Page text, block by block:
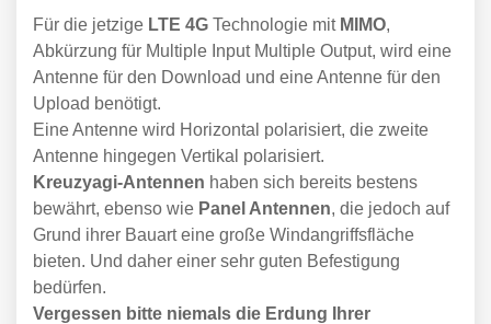
Für die jetzige LTE 4G Technologie mit MIMO,
Abkürzung für Multiple Input Multiple Output, wird eine
Antenne für den Download und eine Antenne für den
Upload benötigt.
Eine Antenne wird Horizontal polarisiert, die zweite
Antenne hingegen Vertikal polarisiert.
Kreuzyagi-Antennen haben sich bereits bestens
bewährt, ebenso wie Panel Antennen, die jedoch auf
Grund ihrer Bauart eine große Windangriffsfläche
bieten. Und daher einer sehr guten Befestigung
bedürfen.
Vergessen bitte niemals die Erdung Ihrer